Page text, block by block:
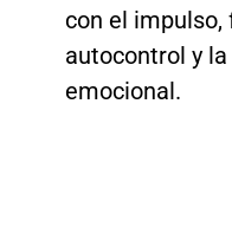
con el
autocontrol y
emocional.